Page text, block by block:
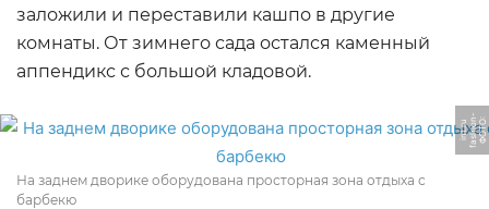
заложили и переставили кашпо в другие
комнаты. От зимнего сада остался каменный
аппендикс с большой кладовой.
Ф
О
Т
О:
f
a
s
hi
o
n
-i
n
t.
r
u
На заднем дворике оборудована просторная зона отдыха с
барбекю